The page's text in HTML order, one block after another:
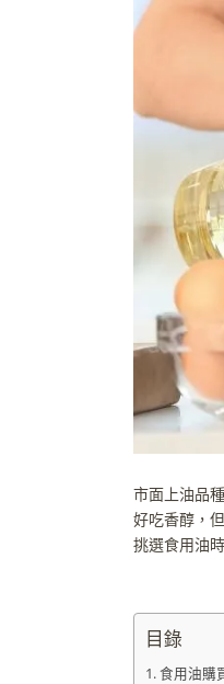
市面上油品
好吃香醇，
挑選食用油
目錄
食用油購